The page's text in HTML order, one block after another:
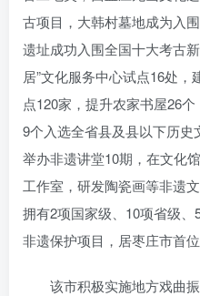
古项目，大韩村墓地成为入
遗址成功入围全国十大考古
居”文化服务中心试点16处，
点120家，提升农家书屋26
9个入选全省县及县以下历史
举办非遗讲堂10期，在文化
工作室，研发陶瓷画等非遗
拥有2项国家级、10项省级
非遗保护项目，居枣庄市首位
该市积极实施地方戏曲